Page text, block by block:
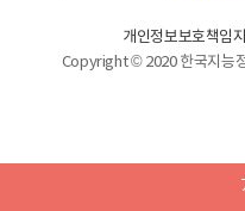
개인정보보호책임
Copyright © 2020 한국지능